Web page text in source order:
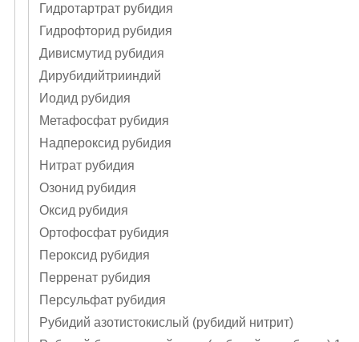
Гидротартрат рубидия
Гидрофторид рубидия
Дивисмутид рубидия
Дирубидийтрииндий
Иодид рубидия
Метафосфат рубидия
Надпероксид рубидия
Нитрат рубидия
Озонид рубидия
Оксид рубидия
Ортофосфат рубидия
Пероксид рубидия
Перренат рубидия
Персульфат рубидия
Рубидий азотистокислый (рубидий нитрит)